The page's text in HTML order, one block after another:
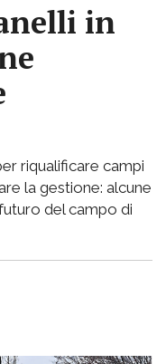
in
riqualificare campi
la gestione: alcune
del campo di